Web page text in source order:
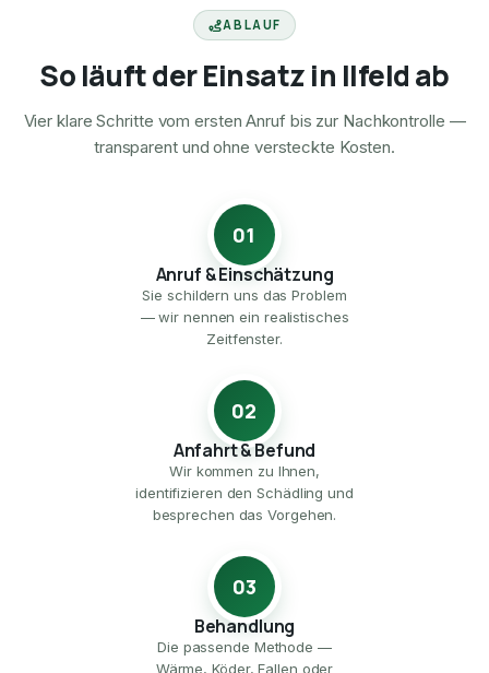
ABLAUF
So läuft der Einsatz in Ilfeld ab
Vier klare Schritte vom ersten Anruf bis zur Nachkontrolle —
transparent und ohne versteckte Kosten.
01
Anruf & Einschätzung
Sie schildern uns das Problem
— wir nennen ein realistisches
Zeitfenster.
02
Anfahrt & Befund
Wir kommen zu Ihnen,
identifizieren den Schädling und
besprechen das Vorgehen.
03
Behandlung
Die passende Methode —
Wärme, Köder, Fallen oder